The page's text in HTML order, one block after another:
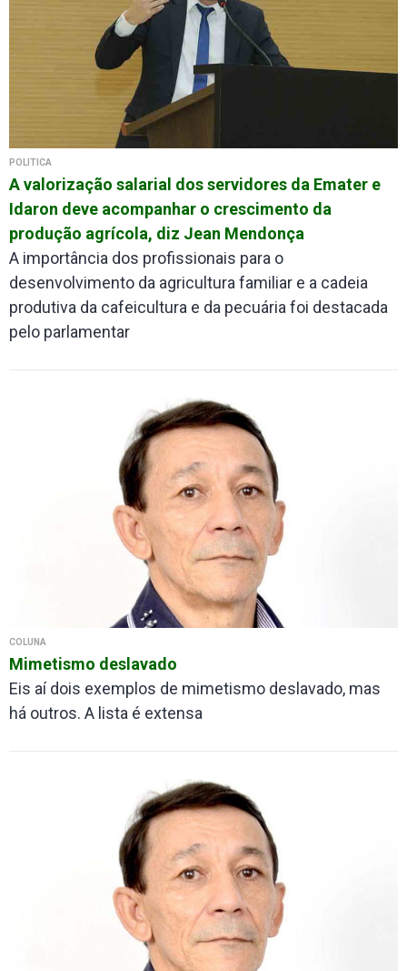
POLÍTICA
A valorização salarial dos servidores da Emater e
Idaron deve acompanhar o crescimento da
produção agrícola, diz Jean Mendonça
A importância dos profissionais para o
desenvolvimento da agricultura familiar e a cadeia
produtiva da cafeicultura e da pecuária foi destacada
pelo parlamentar
COLUNA
Mimetismo deslavado
Eis aí dois exemplos de mimetismo deslavado, mas
há outros. A lista é extensa